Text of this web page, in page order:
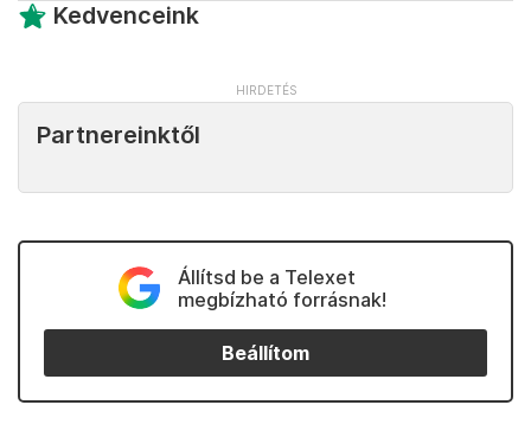
Kedvenceink
Partnereinktől
Állítsd be a Telexet
megbízható forrásnak!
Beállítom